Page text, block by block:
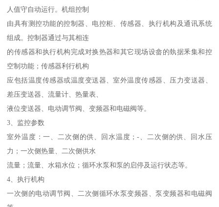
人值守自动运行。机组控制
由具有测控功能的控制器、电控柜、传感器、执行机构及通讯系统
组成。控制器通过与其相连
的传感器和执行机构完成对换热器和其它现场设畲的埶据釆集和控
空制功能；传感器利行机构
应包括温度传感器或温度变送器、室外温度传感器、压力变送器、
差压变送器、流量计、热量表、
液位变送器、电动调节阀、变频器和电磁阀等。
3、监控参数
室外温度：一、二次侧的供、回水温度；-、二次侧的供、回水压
力；一次侧热量、二次侧供水
流量；流量、水箱水位；循环水泵和泵的启停及运行状态等。
4、执行机构
一次侧的电动调节阀、二次侧循环水泵变频器、泵变频器和电磁阀